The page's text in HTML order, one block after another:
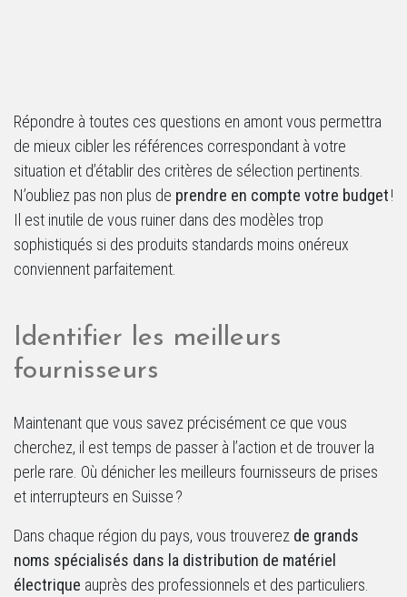
Répondre à toutes ces questions en amont vous permettra
de mieux cibler les références correspondant à votre
situation et d’établir des critères de sélection pertinents.
N’oubliez pas non plus de prendre en compte votre budget!
Il est inutile de vous ruiner dans des modèles trop
sophistiqués si des produits standards moins onéreux
conviennent parfaitement.
Identifier les meilleurs
fournisseurs
Maintenant que vous savez précisément ce que vous
cherchez, il est temps de passer à l’action et de trouver la
perle rare. Où dénicher les meilleurs fournisseurs de prises
et interrupteurs en Suisse ?
Dans chaque région du pays, vous trouverez de grands
noms spécialisés dans la distribution de matériel
électrique auprès des professionnels et des particuliers.